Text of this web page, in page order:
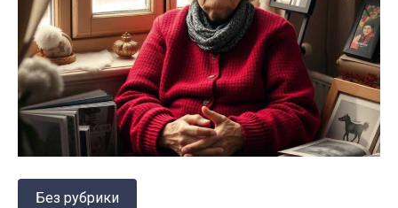
Без рубрики